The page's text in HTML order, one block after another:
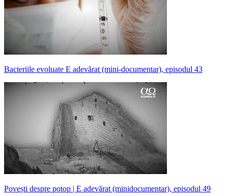
Bacteriile evoluate E adevărat (mini-documentar), episodul 43
Povești despre potop | E adevărat (minidocumentar), episodul 49